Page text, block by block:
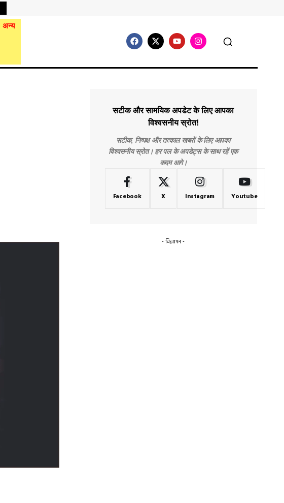
अन्य
सटीक और सामयिक अपडेट के लिए आपका
विश्वसनीय स्रोत!
सटीक, निष्पक्ष और तत्काल खबरों के लिए आपका
विश्वसनीय स्रोत। हर पल के अपडेट्स के साथ रहें एक
कदम आगे।
Facebook X Instagram Youtube
- विज्ञापन -